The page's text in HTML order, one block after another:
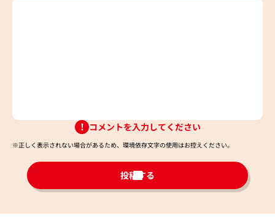
コメントを入力してください
※正しく表示されない場合があるため、環境依存文字の使用はお控えください。​
投稿する